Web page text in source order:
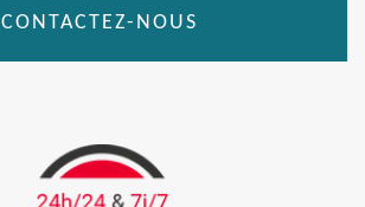
CONTACTEZ-NOUS